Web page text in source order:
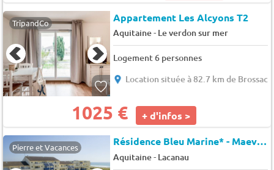
TripandCo Appartement Les Alcyons T2
Aquitaine- Le verdon sur mer
Logement 6 personnes
Location située à 82.7 km de Brossac
1025 € + d'infos >
Pierre et Vacances Résidence Bleu Marine* - Maeva Particuliers
Aquitaine- Lacanau